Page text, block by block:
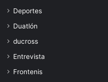
Deportes
Duatlón
ducross
Entrevista
Frontenis